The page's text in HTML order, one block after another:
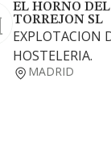
EL HORNO
TORREJON SL
EXPLOTACION
HOSTELERIA.
MADRID